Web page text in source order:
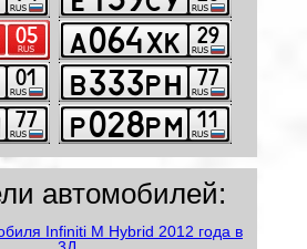
автомобилей: